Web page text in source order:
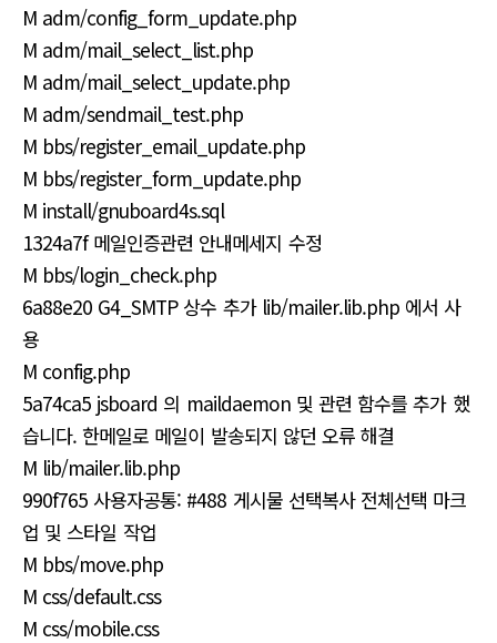
M adm/config_form_update.php
M adm/mail_select_list.php
M adm/mail_select_update.php
M adm/sendmail_test.php
M bbs/register_email_update.php
M bbs/register_form_update.php
M install/gnuboard4s.sql
1324a7f 메일인증관련 안내메세지 수정
M bbs/login_check.php
6a88e20 G4_SMTP 상수 추가 lib/mailer.lib.php 에서 사
용
M config.php
5a74ca5 jsboard 의 maildaemon 및 관련 함수를 추가 했
습니다. 한메일로 메일이 발송되지 않던 오류 해결
M lib/mailer.lib.php
990f765 사용자공통: #488 게시물 선택복사 전체선택 마크
업 및 스타일 작업
M bbs/move.php
M css/default.css
M css/mobile.css